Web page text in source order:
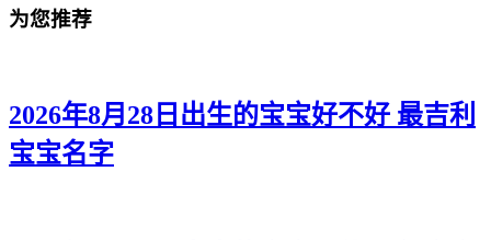
为您推荐
2026年8月28日出生的宝宝好不好 最吉利
宝宝名字